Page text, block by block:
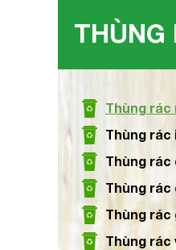
THÙNG
Thùng rác
Thùng rác
Thùng rác
Thùng
Thùng rác
Thùng rác
Thùng Rác